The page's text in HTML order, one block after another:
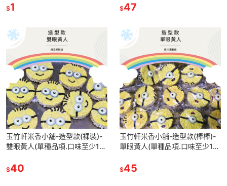
$1 $47
玉竹軒米香小舖-造型款(裸裝)-
雙眼黃人(單種品項.口味至少10
$40
玉竹軒米香小舖-造型款(棒棒)-
單眼黃人(單種品項.口味至少10
$45